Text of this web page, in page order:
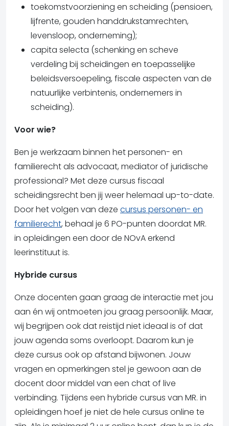
toekomstvoorziening en scheiding (pensioen,
lijfrente, gouden handdrukstamrechten,
levensloop, onderneming);
capita selecta (schenking en scheve
verdeling bij scheidingen en toepasselijke
beleidsversoepeling, fiscale aspecten van de
natuurlijke verbintenis, ondernemers in
scheiding).
Voor wie?
Ben je werkzaam binnen het personen- en
familierecht als advocaat, mediator of juridische
professional? Met deze cursus fiscaal
scheidingsrecht ben jij weer helemaal up-to-date.
Door het volgen van deze cursus personen- en
familierecht, behaal je 6 PO-punten doordat MR.
in opleidingen een door de NOvA erkend
leerinstituut is.
Hybride cursus
Onze docenten gaan graag de interactie met jou
aan én wij ontmoeten jou graag persoonlijk. Maar,
wij begrijpen ook dat reistijd niet ideaal is of dat
jouw agenda soms overloopt. Daarom kun je
deze cursus ook op afstand bijwonen. Jouw
vragen en opmerkingen stel je gewoon aan de
docent door middel van een chat of live
verbinding. Tijdens een hybride cursus van MR. in
opleidingen hoef je niet de hele cursus online te